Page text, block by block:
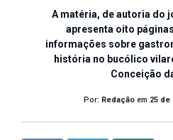
A matéria, de autoria do
apresenta oito
informações sobre
história no bucólico
Conceição
Por: Redação em 25 de